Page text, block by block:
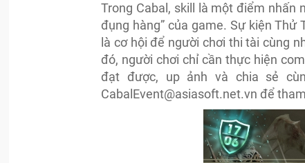
Trong Cabal, skill là một điểm nhấn
đụng hàng” của game. Sự kiện
là cơ hội để người chơi thi tài cùng
đó, người chơi chỉ cần thực hiện
đạt được, up ảnh và chia sẻ
CabalEvent@asiasoft.net.vn để